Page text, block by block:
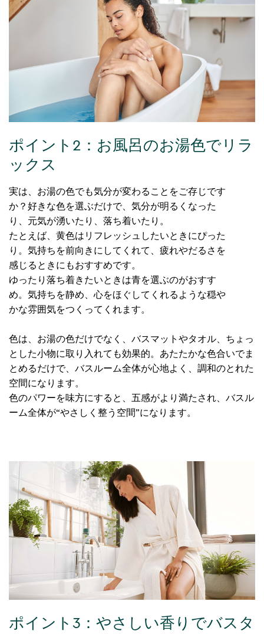
ポイント2：お風呂のお湯色でリラ
ックス
実は、お湯の色でも気分が変わることをご存じです
か？好きな色を選ぶだけで、気分が明るくなった
り、元気が湧いたり、落ち着いたり。
たとえば、黄色はリフレッシュしたいときにぴった
り。気持ちを前向きにしてくれて、疲れやだるさを
感じるときにもおすすめです。
ゆったり落ち着きたいときは青を選ぶのがおすす
め。気持ちを静め、心をほぐしてくれるような穏や
かな雰囲気をつくってくれます。
色は、お湯の色だけでなく、バスマットやタオル、ちょっ
とした小物に取り入れても効果的。あたたかな色合いでま
とめるだけで、バスルーム全体が心地よく、調和のとれた
空間になります。
色のパワーを味方にすると、五感がより満たされ、バスル
ーム全体が“やさしく整う空間”になります。
ポイント3：やさしい香りでバスタ